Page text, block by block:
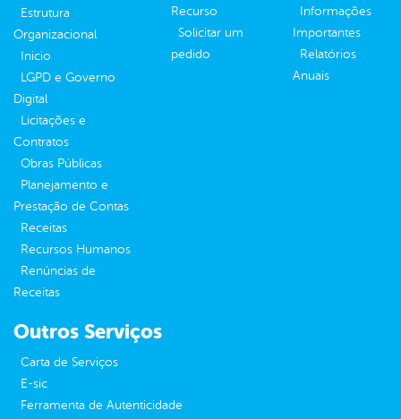
Estrutura
Organizacional
Inicio
LGPD e Governo
Digital
Licitações e
Contratos
Obras Públicas
Planejamento e
Prestação de Contas
Receitas
Recursos Humanos
Renúncias de
Receitas
Recurso
Solicitar um
pedido
Informações
Importantes
Relatórios
Anuais
Outros Serviços
Carta de Serviços
E-sic
Ferramenta de Autenticidade